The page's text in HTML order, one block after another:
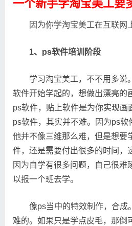
一个新手学淘宝美工要
因为你学淘宝美工在互联网
1、ps软件培训阶段
学习淘宝美工，不不用多说
软件开始学起的，想做出漂亮的
ps软件，贴上软件是为你实现画
ps软件，其实并不难。因为ps软
他并不像三维那么难，但是想要
件，还是需要付出很多的时间，
因为自学有很多问题，自己很难
以报一个班去学。
像ps当中的特效制作，合成
难的。如果只是学点皮毛，那倒